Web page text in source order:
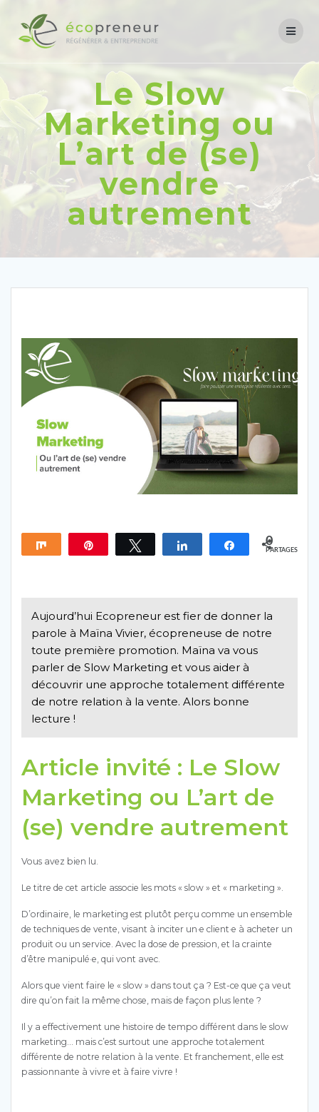
Le Slow
Marketing ou
L’art de (se)
vendre
autrement
Partagez Épingle Tweetez Partagez Partagez
0
PARTAGES
Aujourd’hui Ecopreneur est fier de donner la
parole à Maïna Vivier, écopreneuse de notre
toute première promotion. Maïna va vous
parler de Slow Marketing et vous aider à
découvrir une approche totalement différente
de notre relation à la vente. Alors bonne
lecture !
Article invité : Le Slow
Marketing ou L’art de
(se) vendre autrement
Vous avez bien lu.
Le titre de cet article associe les mots « slow » et « marketing ».
D’ordinaire, le marketing est plutôt perçu comme un ensemble
de techniques de vente, visant à inciter un·e client·e à acheter un
produit ou un service. Avec la dose de pression, et la crainte
d’être manipulé·e, qui vont avec.
Alors que vient faire le « slow » dans tout ça ? Est-ce que ça veut
dire qu’on fait la même chose, mais de façon plus lente ?
Il y a effectivement une histoire de tempo différent dans le slow
marketing… mais c’est surtout une approche totalement
différente de notre relation à la vente. Et franchement, elle est
passionnante à vivre et à faire vivre !